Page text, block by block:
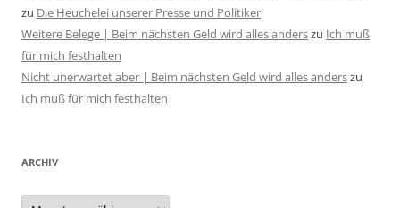
zu Die Heuchelei unserer Presse und Politiker
Weitere Belege | Beim nächsten Geld wird alles anderszu Ich muß
für mich festhalten
Nicht unerwartet aber | Beim nächsten Geld wird alles anderszu
Ich muß für mich festhalten
ARCHIV
Archiv